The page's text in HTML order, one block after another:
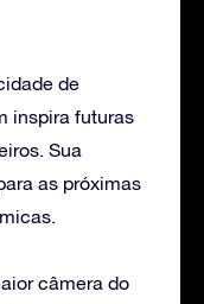
de
inspira futuras
Sua
as próximas
câmera do